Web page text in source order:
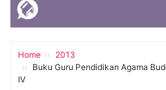
Home
2013
Buku Guru Pendidikan Agama
IV